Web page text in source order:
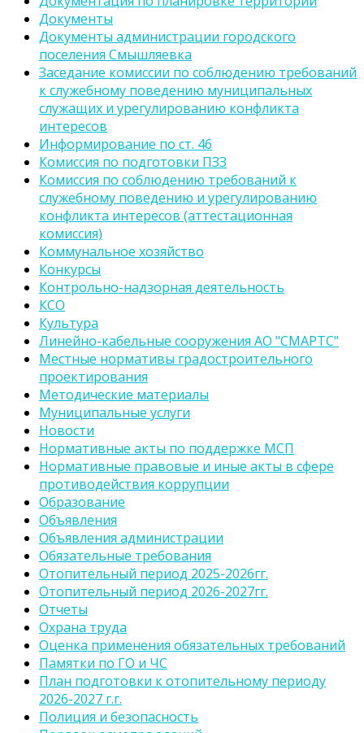
Документы
Документы администрации городского
поселения Смышляевка
Заседание комиссии по соблюдению требований
к служебному поведению муниципальных
служащих и урегулированию конфликта
интересов
Информирование по ст. 46
Комиссия по подготовки ПЗЗ
Комиссия по соблюдению требований к
служебному поведению и урегулированию
конфликта интересов (аттестационная
комиссия)
Коммунальное хозяйство
Конкурсы
Контрольно-надзорная деятельность
КСО
Культура
Линейно-кабельные сооружения АО "СМАРТС"
Местные нормативы градостроительного
проектирования
Методические материалы
Муниципальные услуги
Новости
Нормативные акты по поддержке МСП
Нормативные правовые и иные акты в сфере
противодействия коррупции
Образование
Объявления
Объявления администрации
Обязательные требования
Отопительный период 2025-2026гг.
Отопительный период 2026-2027гг.
Отчеты
Охрана труда
Оценка применения обязательных требований
Памятки по ГО и ЧС
План подготовки к отопительному периоду
2026-2027 г.г.
Полиция и безопасность